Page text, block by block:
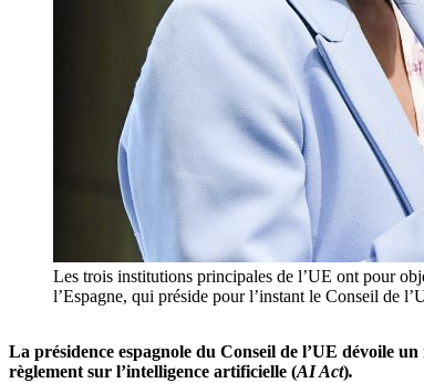
Les trois institutions principales de l’UE ont pour
l’Espagne, qui préside pour l’instant le Conseil de
La présidence espagnole du Conseil de l’UE dévoile
règlement sur l’intelligence artificielle (AI Act).